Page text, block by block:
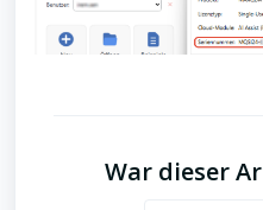
War dieser